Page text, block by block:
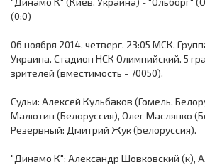
(0:0)
06 ноября 2014, четверг. 23:05 МСК.
Украина. Стадион НСК Олимпийский. 5
зрителей (вместимость - 70050).
Судьи: Алексей Кульбаков (Гомель,
Малютин (Белоруссия), Олег Маслянко
Резервный: Дмитрий Жук (Белоруссия).
"Динамо К": Александр Шовковский (к),